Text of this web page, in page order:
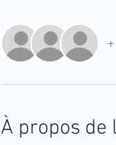
À propos de